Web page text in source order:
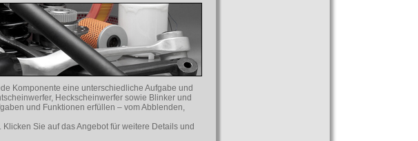
Komponente eine unterschiedliche Aufgabe und
Heckscheinwerfer sowie Blinker und
und Funktionen erfüllen – vom Abblenden,
Sie auf das Angebot für weitere Details und